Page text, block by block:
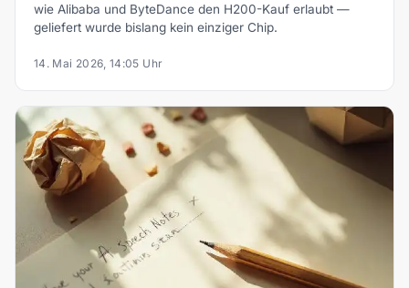
wie Alibaba und ByteDance den H200-Kauf erlaubt —
geliefert wurde bislang kein einziger Chip.
14. Mai 2026, 14:05 Uhr